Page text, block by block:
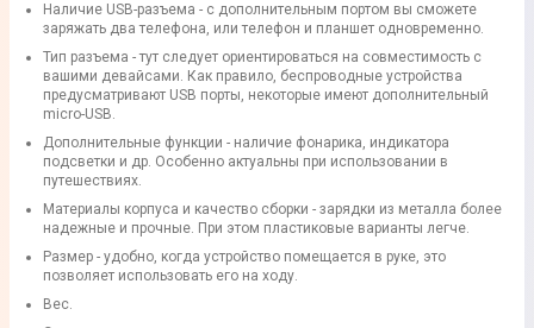
Наличие USB-разъема - с дополнительным портом вы сможете
заряжать два телефона, или телефон и планшет одновременно.
Тип разъема - тут следует ориентироваться на совместимость с
вашими девайсами. Как правило, беспроводные устройства
предусматривают USB порты, некоторые имеют дополнительный
micro-USB.
Дополнительные функции - наличие фонарика, индикатора
подсветки и др. Особенно актуальны при использовании в
путешествиях.
Материалы корпуса и качество сборки - зарядки из металла более
надежные и прочные. При этом пластиковые варианты легче.
Размер - удобно, когда устройство помещается в руке, это
позволяет использовать его на ходу.
Вес.